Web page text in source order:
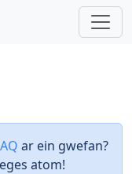
ar ein gwefan?
atom!